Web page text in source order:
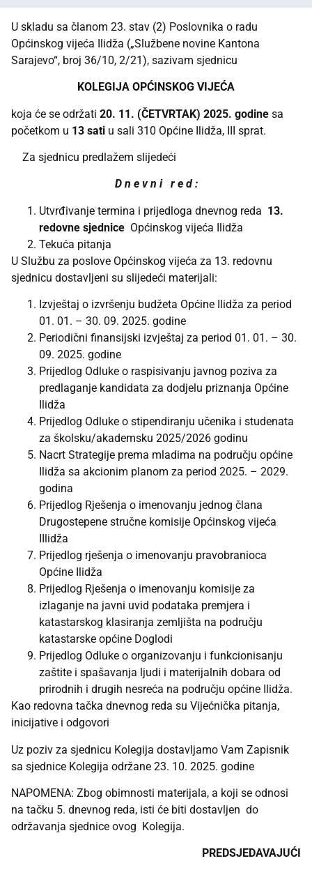
U skladu sa članom 23. stav (2) Poslovnika o radu
Općinskog vijeća Ilidža („Službene novine Kantona
Sarajevo“, broj 36/10, 2/21), sazivam sjednicu
KOLEGIJA OPĆINSKOG VIJEĆA
koja će se održati 20. 11. (ČETVRTAK) 2025. godine sa
početkom u 13 sati u sali 310 Općine Ilidža, III sprat.
Za sjednicu predlažem slijedeći
D n e v n i r e d :
Utvrđivanje termina i prijedloga dnevnog reda 13.
redovne sjednice Općinskog vijeća Ilidža
Tekuća pitanja
U Službu za poslove Općinskog vijeća za 13. redovnu
sjednicu dostavljeni su slijedeći materijali:
Izvještaj o izvršenju budžeta Općine Ilidža za period
01. 01. – 30. 09. 2025. godine
Periodični finansijski izvještaj za period 01. 01. – 30.
09. 2025. godine
Prijedlog Odluke o raspisivanju javnog poziva za
predlaganje kandidata za dodjelu priznanja Općine
Ilidža
Prijedlog Odluke o stipendiranju učenika i studenata
za školsku/akademsku 2025/2026 godinu
Nacrt Strategije prema mladima na području općine
Ilidža sa akcionim planom za period 2025. – 2029.
godina
Prijedlog Rješenja o imenovanju jednog člana
Drugostepene stručne komisije Općinskog vijeća
IIlidža
Prijedlog rješenja o imenovanju pravobranioca
Općine Ilidža
Prijedlog Rješenja o imenovanju komisije za
izlaganje na javni uvid podataka premjera i
katastarskog klasiranja zemljišta na području
katastarske općine Doglodi
Prijedlog Odluke o organizovanju i funkcionisanju
zaštite i spašavanja ljudi i materijalnih dobara od
prirodnih i drugih nesreća na području općine Ilidža.
Kao redovna tačka dnevnog reda su Vijećnička pitanja,
inicijative i odgovori
Uz poziv za sjednicu Kolegija dostavljamo Vam Zapisnik
sa sjednice Kolegija održane 23. 10. 2025. godine
NAPOMENA: Zbog obimnosti materijala, a koji se odnosi
na tačku 5. dnevnog reda, isti će biti dostavljen do
održavanja sjednice ovog Kolegija.
PREDSJEDAVAJUĆI